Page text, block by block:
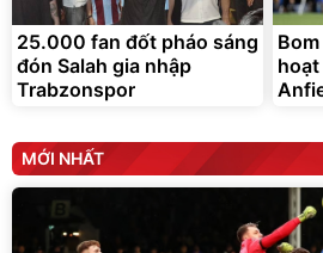
25.000 fan đốt pháo sáng
đón Salah gia nhập
Trabzonspor
MỚI NHẤT